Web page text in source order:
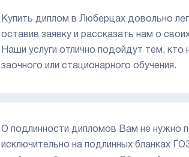
Купить диплом в Люберцах довольно
оставив заявку и рассказать нам о
Наши услуги отлично подойдут тем,
заочного или стационарного обучения.
О подлинности дипломов Вам не нужно
исключительно на подлинных бланках